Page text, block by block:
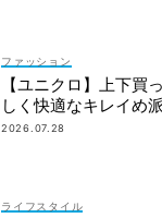
ファッション
【ユニクロ】上下買
しく快適なキレイめ
は着回し力も
2026.07.28
ライフスタイル